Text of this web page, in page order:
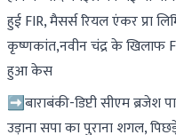
हुई FIR, मैसर्स रियल एंकर प्रा
कृष्णकांत,नवीन चंद्र के खिलाफ
हुआ केस
➡बाराबंकी-डिप्टी सीएम ब्रजेश
उड़ाना सपा का पुराना शगल,